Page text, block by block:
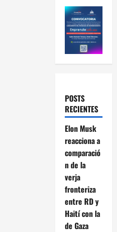
POSTS
RECIENTES
Elon Musk
reacciona a
comparació
n de la
verja
fronteriza
entre RD y
Haití con la
de Gaza